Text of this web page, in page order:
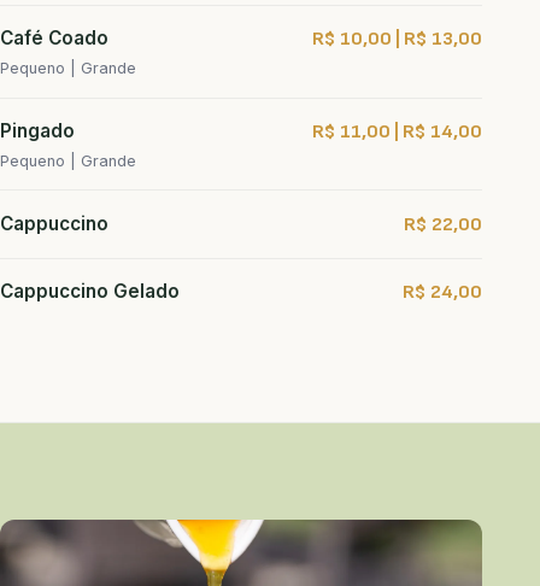
Café Coado
Pequeno | Grande
R$ 10,00 | R$ 13,00
Pingado
Pequeno | Grande
R$ 11,00 | R$ 14,00
Cappuccino R$ 22,00
Cappuccino Gelado R$ 24,00